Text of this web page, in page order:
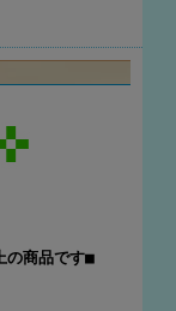
の商品です■